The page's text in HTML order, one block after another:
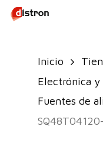
Skip
Inicio
Electrónica y
Fuentes de